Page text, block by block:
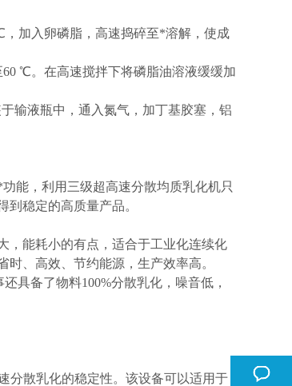
加入卵磷脂，高速捣碎至*溶解，使成
℃。在高速搅拌下将磷脂油溶液缓缓加
输液瓶中，通入氮气，加丁基胶塞，铝
能，利用三级超高速分散均质乳化机只
稳定的高质量产品。
，能耗小的有点，适合于工业化连续化
、高效、节约能源，生产效率高。
具备了物料100%分散乳化，噪音低，
分散乳化的稳定性。该设备可以适用于